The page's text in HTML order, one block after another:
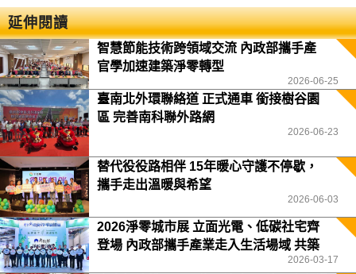
延伸閱讀
智慧節能技術跨領域交流 內政部攜手產
官學加速建築淨零轉型
2026-06-25
臺南北外環聯絡道 正式通車 銜接樹谷園
區 完善南科聯外路網
2026-06-23
替代役役路相伴 15年暖心守護不停歇，
攜手走出溫暖與希望
2026-06-03
2026淨零城市展 立面光電、低碳社宅齊
登場 內政部攜手產業走入生活場域 共築
2026-03-17